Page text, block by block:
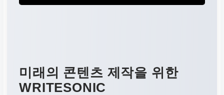
미래의 콘텐츠 제작을 위한
WRITESONIC